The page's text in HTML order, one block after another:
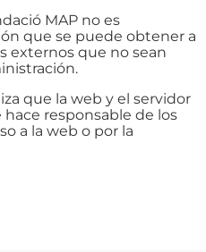
MAP no es
que se puede obtener a
externos que no sean
que la web y el servidor
responsable de los
a la web o por la